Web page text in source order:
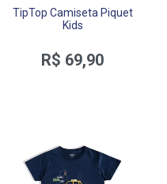
TipTop Camiseta Piquet
Kids
R$ 69,90